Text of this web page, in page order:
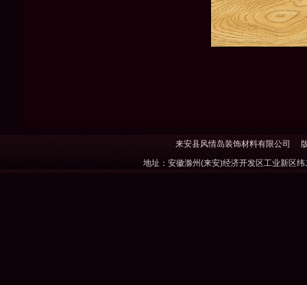
来安县风情岛装饰材料有限公司
版
地址：安徽滁州(来安)经济开发区工业新